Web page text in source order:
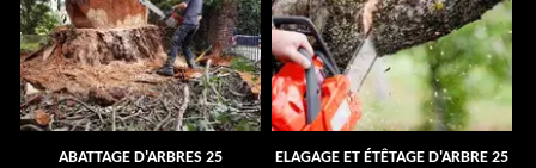
ABATTAGE D'ARBRES 25 ELAGAGE ET ÉTÊTAGE D'ARBRE 25